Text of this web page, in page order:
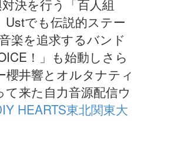
決を行う「百人組
でも伝説的ステー
楽を追求するバンド
！」も始動しさら
井響とオルタナティ
来た自力音源配信ウ
HEARTS東北関東大